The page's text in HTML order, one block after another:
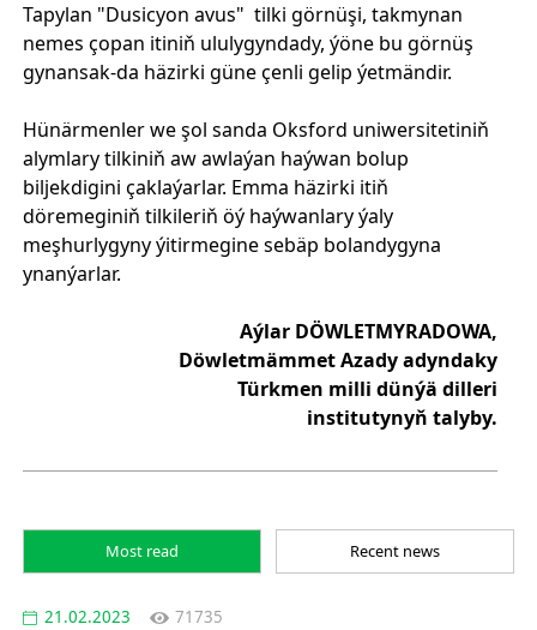
Tapylan "Dusicyon avus" tilki görnüşi, takmynan
nemes çopan itiniň ululygyndady, ýöne bu görnüş
gynansak-da häzirki güne çenli gelip ýetmändir.
Hünärmenler we şol sanda Oksford uniwersitetiniň
alymlary tilkiniň aw awlaýan haýwan bolup
biljekdigini çaklaýarlar. Emma häzirki itiň
döremeginiň tilkileriň öý haýwanlary ýaly
meşhurlygyny ýitirmegine sebäp bolandygyna
ynanýarlar.
Aýlar DÖWLETMYRADOWA,
Döwletmämmet Azady adyndaky
Türkmen milli dünýä dilleri
institutynyň talyby.
Most read Recent news
21.02.2023 71735